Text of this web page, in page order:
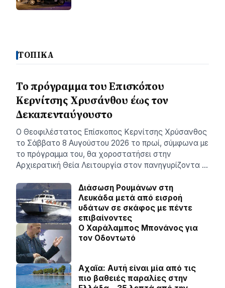
ΤΟΠΙΚΑ
Το πρόγραμμα του Επισκόπου
Κερνίτσης Χρυσάνθου έως τον
Δεκαπενταύγουστο
Ο Θεοφιλέστατος Επίσκοπος Κερνίτσης Χρύσανθος
το Σάββατο 8 Αυγούστου 2026 το πρωί, σύμφωνα με
το πρόγραμμα του, θα χοροστατήσει στην
Αρχιερατική Θεία Λειτουργία στον πανηγυρίζοντα …
Διάσωση Ρουμάνων στη
Λευκάδα μετά από εισροή
υδάτων σε σκάφος με πέντε
επιβαίνοντες
Ο Χαράλαμπος Μπονάνος για
τον Οδοντωτό
Aχαϊα: Αυτή είναι μία από τις
πιο βαθειές παραλίες στην